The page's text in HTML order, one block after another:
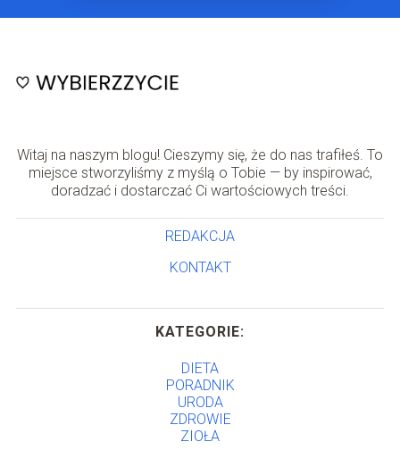
Witaj na naszym blogu! Cieszymy się, że do nas trafiłeś. To
miejsce stworzyliśmy z myślą o Tobie — by inspirować,
doradzać i dostarczać Ci wartościowych treści.
REDAKCJA
KONTAKT
KATEGORIE:
DIETA
PORADNIK
URODA
ZDROWIE
ZIOŁA